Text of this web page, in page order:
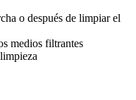
o después de limpiar el
medios filtrantes